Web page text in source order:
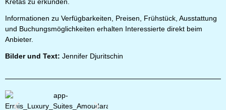
Informationen zu Verfügbarkeiten, Preisen, Frühstück, Ausstattung
und Buchungsmöglichkeiten erhalten Interessierte direkt beim
Anbieter.
Bilder und Text: Jennifer Djuritschin